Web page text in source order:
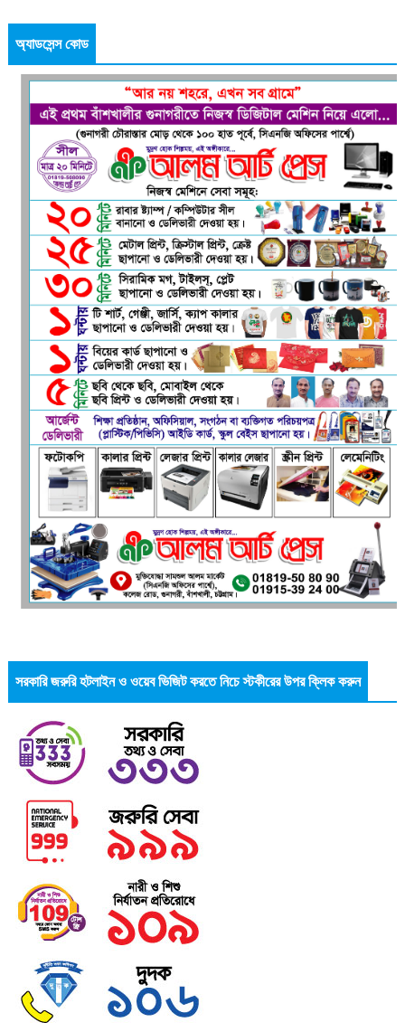
অ্যাডসেন্স কোড
সরকারি জরুরি হটলাইন ও ওয়েব ভিজিট করতে নিচে স্টকীরের উপর ক্লিক করুন